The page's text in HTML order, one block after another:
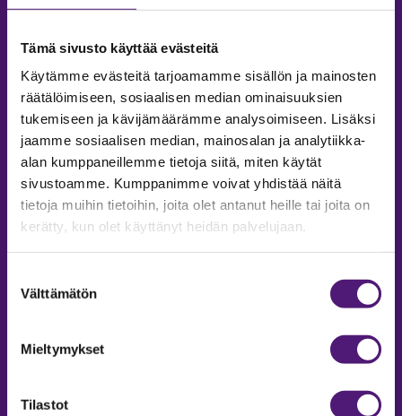
Tämä sivusto käyttää evästeitä
Käytämme evästeitä tarjoamamme sisällön ja mainosten
räätälöimiseen, sosiaalisen median ominaisuuksien
tukemiseen ja kävijämäärämme analysoimiseen. Lisäksi
jaamme sosiaalisen median, mainosalan ja analytiikka-
alan kumppaneillemme tietoja siitä, miten käytät
sivustoamme. Kumppanimme voivat yhdistää näitä
tietoja muihin tietoihin, joita olet antanut heille tai joita on
kerätty, kun olet käyttänyt heidän palvelujaan.
valinta
Välttämätön
Mieltymykset
Tilastot
MAJOITUS
Tiedustelut & Varaukset